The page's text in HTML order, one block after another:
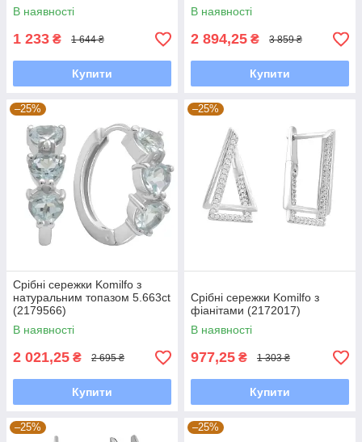
В наявності
1 233 ₴ 1 644 ₴
Купити
В наявності
2 894,25 ₴ 3 859 ₴
Купити
–25%
Срібні сережки Komilfo з
натуральним топазом 5.663ct
(2179566)
В наявності
2 021,25 ₴ 2 695 ₴
Купити
–25%
Срібні сережки Komilfo з
фіанітами (2172017)
В наявності
977,25 ₴ 1 303 ₴
Купити
–25% –25%